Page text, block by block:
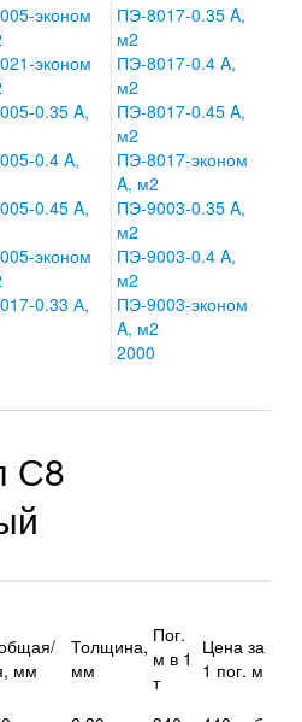
эконом
эконом
0.35 A,
0.4 A,
0.45 A,
эконом
0.33 А,
ПЭ-8017-0.35 A,
м2
ПЭ-8017-0.4 A,
м2
ПЭ-8017-0.45 A,
м2
ПЭ-8017-эконом
A, м2
ПЭ-9003-0.35 A,
м2
ПЭ-9003-0.4 A,
м2
ПЭ-9003-эконом
A, м2
2000
С8
мм
Толщина,
мм
Пог.
м в 1
т
Цена за
1 пог. м